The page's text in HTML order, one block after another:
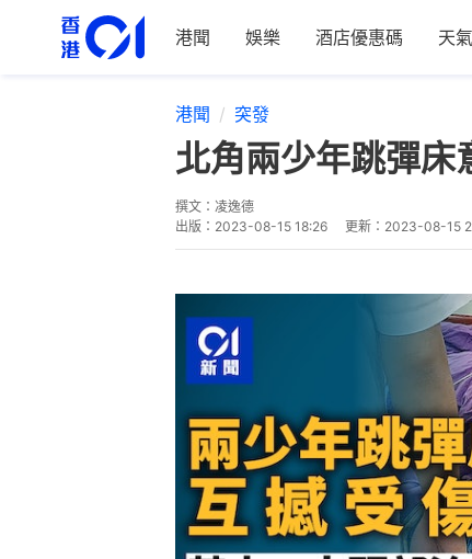
港聞 娛樂 酒店優惠碼 天
港聞 突發
北角兩少年跳彈
撰文： 凌逸德
出版： 2023-08-15 18:26 更新： 2023-08-15